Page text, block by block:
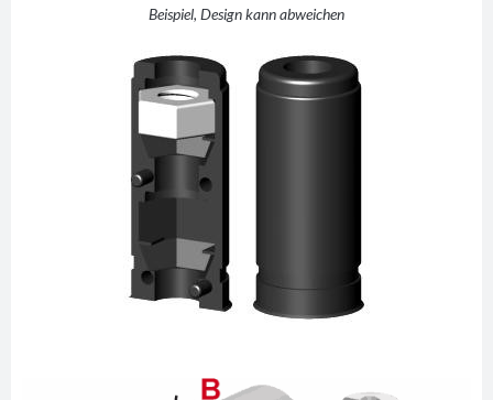
Beispiel, Design kann abweichen